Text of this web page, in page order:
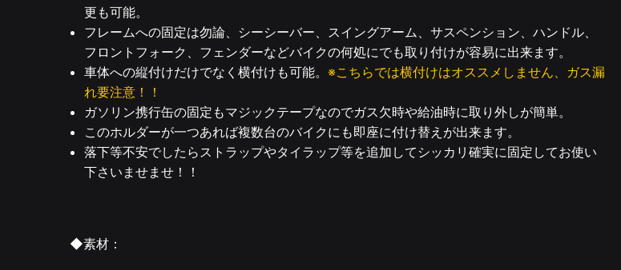
更も可能。
フレームへの固定は勿論、シーシーバー、スイングアーム、サスペンション、ハンドル、
フロントフォーク、フェンダーなどバイクの何処にでも取り付けが容易に出来ます。
車体への縦付けだけでなく横付けも可能。 ※こちらでは横付けはオススメしません、ガス漏
れ要注意！！
ガソリン携行缶の固定もマジックテープなのでガス欠時や給油時に取り外しが簡単。
このホルダーが一つあれば複数台のバイクにも即座に付け替えが出来ます。
落下等不安でしたらストラップやタイラップ等を追加してシッカリ確実に固定してお使い
下さいませませ！！
◆素材：